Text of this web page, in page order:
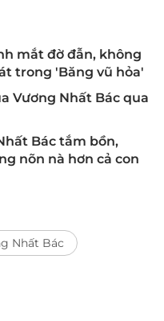
mắt đờ đẫn, không
trong 'Băng vũ hỏa'
Vương Nhất Bác qua
Bác tắm bồn,
nõn nà hơn cả con
Nhất Bác